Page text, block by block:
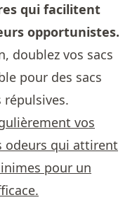
qui facilitent
opportunistes.
doublez vos sacs
pour des sacs
vos
odeurs qui attirent
pour un